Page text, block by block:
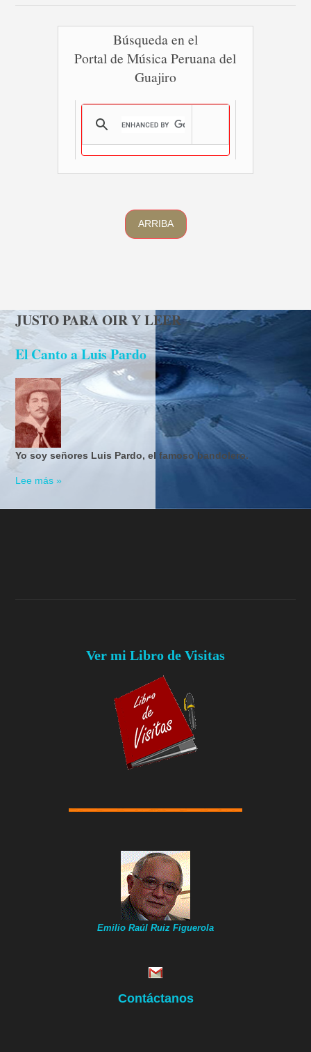
Búsqueda en el
Portal de Música Peruana del
Guajiro
ARRIBA
JUSTO PARA OIR Y LEER
El Canto a Luis Pardo
Yo soy señores Luis Pardo, el famoso bandolero.
Lee más »
Ver mi Libro de Visitas
Emilio Raúl Ruiz Figuerola
Contáctanos